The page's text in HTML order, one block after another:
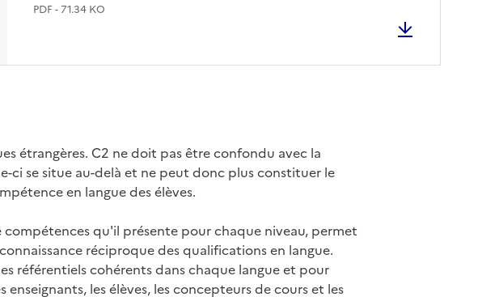
PDF - 71.34 KO
étrangères. C2 ne doit pas être confondu avec la
ci se situe au-delà et ne peut donc plus constituer le
en langue des élèves.
qu'il présente pour chaque niveau, permet
réciproque des qualifications en langue.
référentiels cohérents dans chaque langue et pour
les élèves, les concepteurs de cours et les